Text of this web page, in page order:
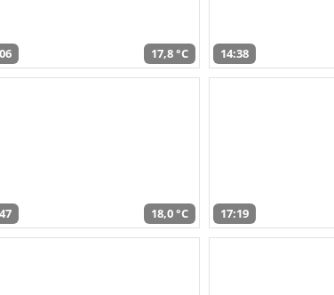
17,8 °C 14:38
18,0 °C 17:19